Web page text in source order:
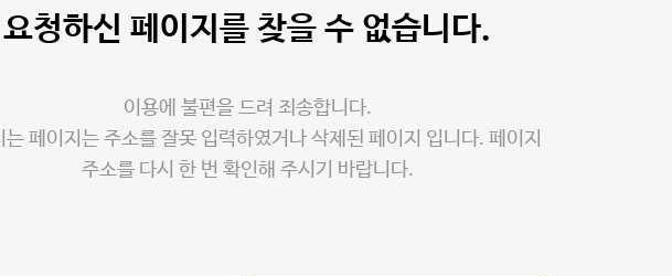
요청하신 페이지를 찾을 수 없습니다.
이용에 불편을 드려 죄송합니다.
는 페이지는 주소를 잘못 입력하였거나 삭제된 페이지 입니다. 페이지
주소를 다시 한 번 확인해 주시기 바랍니다.